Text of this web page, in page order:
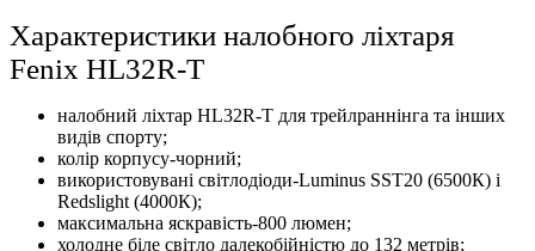
Характеристики налобного ліхтаря
Fenix HL32R-T
налобний ліхтар HL32R-T для трейлраннінга та інших
видів спорту;
колір корпусу-чорний;
використовувані світлодіоди-Luminus SST20 (6500К) і
Redslight (4000К);
максимальна яскравість-800 люмен;
холодне біле світло далекобійністю до 132 метрів;